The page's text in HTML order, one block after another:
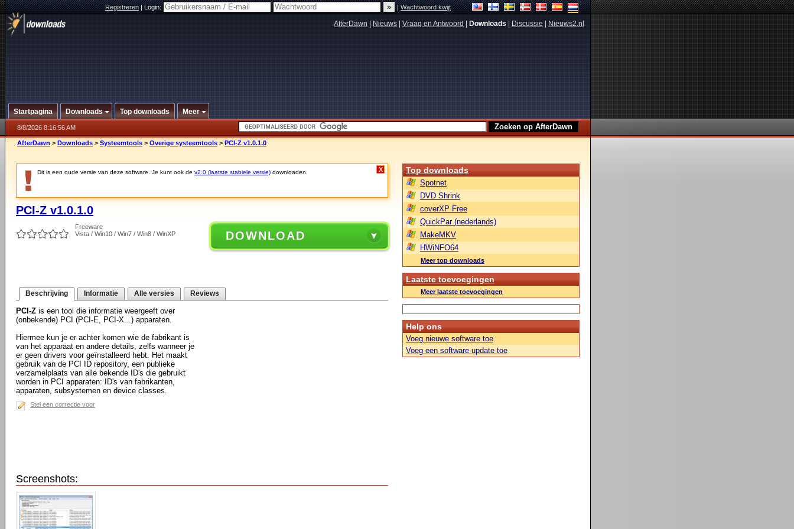
Registreren|Login: |Wachtwoord kwijt
AfterDawn Nieuws Vraag en Antwoord Downloads Discussie Nieuws2.nl
Startpagina Downloads Top downloads Meer
8/8/2026 8:16:56 AM
AfterDawn > Downloads > Systeemtools > Overige systeemtools > PCI-Z v1.0.1.0
Dit is een oude versie van deze software. Je kunt ook de v2.0 (laatste stabiele versie) downloaden. X
PCI-Z v1.0.1.0
Freeware
Vista / Win10 / Win7 / Win8 / WinXP
DOWNLOAD
Beschrijving Informatie Alle versies Reviews
PCI-Z is een tool die informatie weergeeft over
(onbekende) PCI (PCI-E, PCI-X...) apparaten.
Hiermee kun je er achter komen wie de fabrikant is
van het apparaat en andere details, zelfs wanneer je
er geen drivers voor geïnstalleerd hebt. Het maakt
gebruik van de PCI ID repository, een publieke
verzamelplaats van alle bekende ID's die gebruikt
worden in PCI apparaten: ID's van fabrikanten,
apparaten, subsystemen en device classes.
Stel een correctie voor
Screenshots:
Top downloads
Spotnet
DVD Shrink
coverXP Free
QuickPar (nederlands)
MakeMKV
HWiNFO64
Meer top downloads
Laatste toevoegingen
Meer laatste toevoegingen
Help ons
Voeg nieuwe software toe
Voeg een software update toe